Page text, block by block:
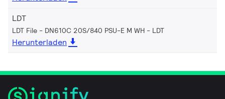
LDT
LDT File - DN610C 20S/840 PSU-E M WH LDT
Herunterladen